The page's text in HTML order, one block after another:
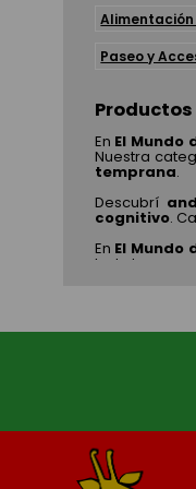
Paseo y
En El Mundo
Nuestra
temprana.
Descubrí
cognitivo.
En El Mundo
todo lo